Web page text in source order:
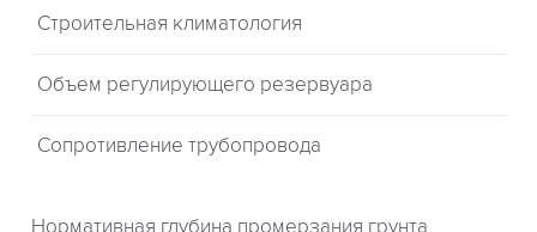
Строительная климатология
Объем регулирующего резервуара
Сопротивление трубопровода
Нормативная глубина промерзания грунта